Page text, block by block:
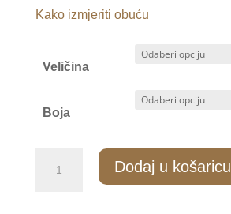
Kako izmjeriti obuću
Veličina
Boja
Dodaj u košaricu